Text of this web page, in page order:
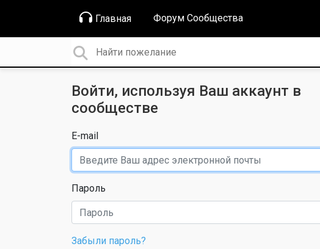
Главная Форум Сообщества
Войти, используя Ваш аккаунт в
сообществе
E-mail
Пароль
Забыли пароль?